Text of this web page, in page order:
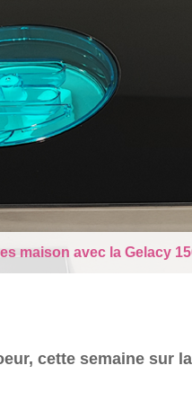
maison avec la Gelacy
cette semaine sur